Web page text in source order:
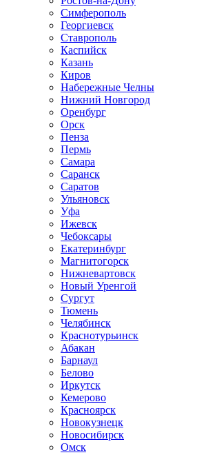
Симферополь
Георгиевск
Ставрополь
Каспийск
Казань
Киров
Набережные Челны
Нижний Новгород
Оренбург
Орск
Пенза
Пермь
Самара
Саранск
Саратов
Ульяновск
Уфа
Ижевск
Чебоксары
Екатеринбург
Магнитогорск
Нижневартовск
Новый Уренгой
Сургут
Тюмень
Челябинск
Краснотурьинск
Абакан
Барнаул
Белово
Иркутск
Кемерово
Красноярск
Новокузнецк
Новосибирск
Омск